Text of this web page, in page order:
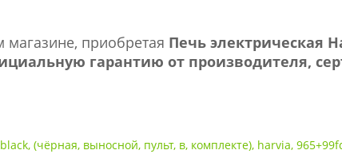
приобретая Печь электрическая
гарантию от производителя,
black, (чёрная, выносной, пульт, в, комплекте), harvia,